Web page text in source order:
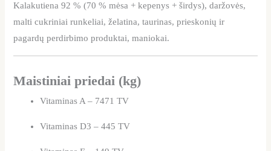
Kalakutiena 92 % (70 % mėsa + kepenys + širdys), daržovės,
malti cukriniai runkeliai, želatina, taurinas, prieskonių ir
pagardų perdirbimo produktai, maniokai.
Maistiniai priedai (kg)
Vitaminas A – 7471 TV
Vitaminas D3 – 445 TV